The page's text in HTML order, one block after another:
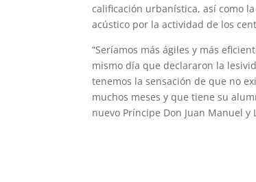
calificación urbanística, así como
acústico por la actividad de los
“Seríamos más ágiles y más
mismo día que declararon la
tenemos la sensación de que no
muchos meses y que tiene su
nuevo Príncipe Don Juan Manuel